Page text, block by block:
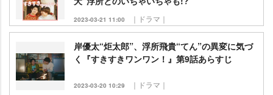
2023-03-21 11:00 ｜ドラマ｜
岸優太“炬太郎”、浮所飛貴“てん”の異変に気づ
く『すきすきワンワン！』第9話あらすじ
2023-03-20 10:29 ｜ドラマ｜